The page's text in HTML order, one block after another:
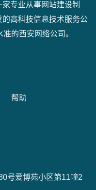
专业从事网站建设制
高科技信息技术服务公
的西安网络公司。
帮助
号爱博苑小区第11幢2